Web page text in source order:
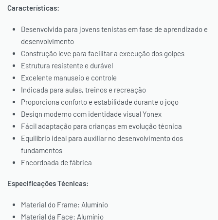
Características:
Desenvolvida para jovens tenistas em fase de aprendizado e
desenvolvimento
Construção leve para facilitar a execução dos golpes
Estrutura resistente e durável
Excelente manuseio e controle
Indicada para aulas, treinos e recreação
Proporciona conforto e estabilidade durante o jogo
Design moderno com identidade visual Yonex
Fácil adaptação para crianças em evolução técnica
Equilíbrio ideal para auxiliar no desenvolvimento dos
fundamentos
Encordoada de fábrica
Especificações Técnicas:
Material do Frame: Alumínio
Material da Face: Alumínio
* O desconto será aplicado automaticamente em seu carrinho.